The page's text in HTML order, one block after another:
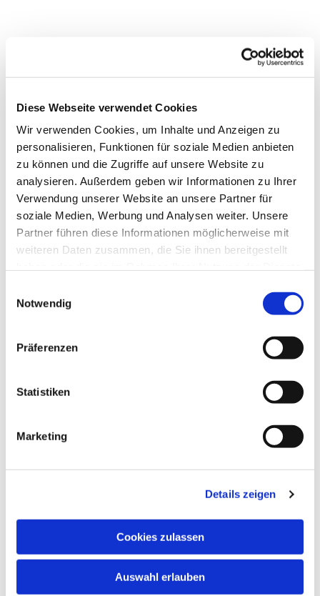
Diese Webseite verwendet Cookies
Wir verwenden Cookies, um Inhalte und Anzeigen zu
personalisieren, Funktionen für soziale Medien anbieten
zu können und die Zugriffe auf unsere Website zu
analysieren. Außerdem geben wir Informationen zu Ihrer
Verwendung unserer Website an unsere Partner für
soziale Medien, Werbung und Analysen weiter. Unsere
Partner führen diese Informationen möglicherweise mit
weiteren Daten zusammen, die Sie ihnen bereitgestellt
Notwendig
Präferenzen
Statistiken
Marketing
Details zeigen
Cookies zulassen
Auswahl erlauben
Dies könnte Sie auch
interessieren